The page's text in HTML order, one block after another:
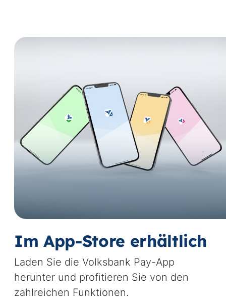
Im App-Store erhältlich
Laden Sie die Volksbank Pay-App
herunter und profitieren Sie von den
zahlreichen Funktionen.